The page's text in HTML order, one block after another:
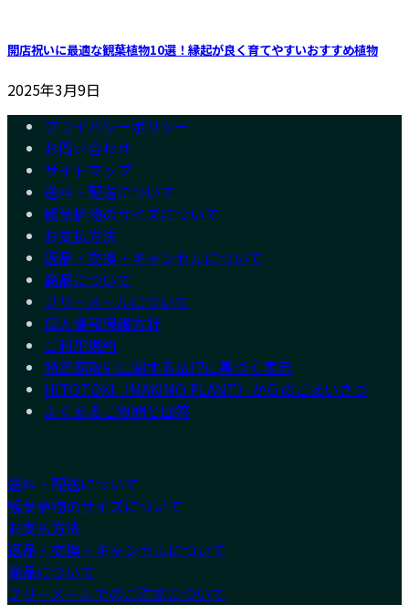
開店祝いに最適な観葉植物10選！縁起が良く育てやすいおすすめ植物
2025年3月9日
プライバシーポリシー
お問い合わせ
サイトマップ
送料・配送について
観葉植物のサイズについて
お支払方法
返品・交換・キャンセルについて
商品について
フリーメールについて
個人情報保護方針
ご利用規約
特定商取引に関する法律に基づく表示
HITOTOKI（MAKIMO PLANT）からのごあいさつ
よくあるご質問と回答
送料・配送について
観葉植物のサイズについて
お支払方法
返品・交換・キャンセルについて
商品について
フリーメールでのご注文について